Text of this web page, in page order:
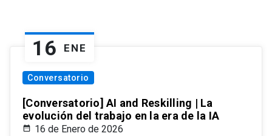
16 ENE
Conversatorio
[Conversatorio] AI and Reskilling | La
evolución del trabajo en la era de la IA
16 de Enero de 2026